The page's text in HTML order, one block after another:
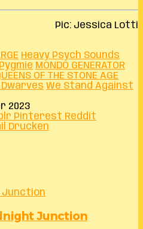
Pic: Jessica Lotti
Heavy Psych Sounds
MONDO GENERATOR
OF THE STONE AGE
Dwarves We Stand Against
2023
Pinterest Reddit
Drucken
Junction
Junction